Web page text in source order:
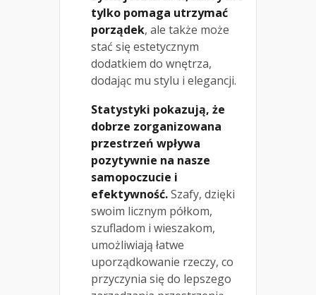
tylko pomaga utrzymać
porządek, ale także może
stać się estetycznym
dodatkiem do wnętrza,
dodając mu stylu i elegancji.
Statystyki pokazują, że
dobrze zorganizowana
przestrzeń wpływa
pozytywnie na nasze
samopoczucie i
efektywność.Szafy, dzięki
swoim licznym półkom,
szufladom i wieszakom,
umożliwiają łatwe
uporządkowanie rzeczy, co
przyczynia się do lepszego